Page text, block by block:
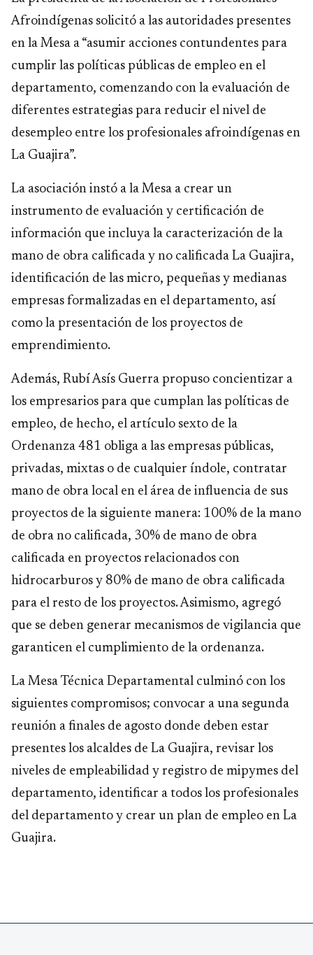
Afroindígenas solicitó a las autoridades presentes
en la Mesa a “asumir acciones contundentes para
cumplir las políticas públicas de empleo en el
departamento, comenzando con la evaluación de
diferentes estrategias para reducir el nivel de
desempleo entre los profesionales afroindígenas en
La Guajira”.
La asociación instó a la Mesa a crear un
instrumento de evaluación y certificación de
información que incluya la caracterización de la
mano de obra calificada y no calificada La Guajira,
identificación de las micro, pequeñas y medianas
empresas formalizadas en el departamento, así
como la presentación de los proyectos de
emprendimiento.
Además, Rubí Asís Guerra propuso concientizar a
los empresarios para que cumplan las políticas de
empleo, de hecho, el artículo sexto de la
Ordenanza 481 obliga a las empresas públicas,
privadas, mixtas o de cualquier índole, contratar
mano de obra local en el área de influencia de sus
proyectos de la siguiente manera: 100% de la mano
de obra no calificada, 30% de mano de obra
calificada en proyectos relacionados con
hidrocarburos y 80% de mano de obra calificada
para el resto de los proyectos. Asimismo, agregó
que se deben generar mecanismos de vigilancia que
garanticen el cumplimiento de la ordenanza.
La Mesa Técnica Departamental culminó con los
siguientes compromisos; convocar a una segunda
reunión a finales de agosto donde deben estar
presentes los alcaldes de La Guajira, revisar los
niveles de empleabilidad y registro de mipymes del
departamento, identificar a todos los profesionales
del departamento y crear un plan de empleo en La
Guajira.